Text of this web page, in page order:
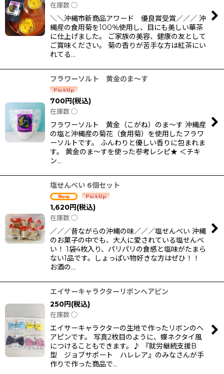
在庫数 ◯
＼＼沖縄市新商品アワード 優良賞受賞／／／ 沖
縄産の食用菊を100％使用し、目にも美しい華茶
に仕上げました。 ご家族の美容、健康の友として
ご賞味ください。 菊の香りが苦手な方は紅茶にい
れてる…
フラワーソルト 黄金のま〜す
700円(税込)
在庫数 ◯
フラワーソルト 黄金（こがね）のま〜す 沖縄産
の塩と沖縄産の菊花（食用菊）を使用したフラワ
ーソルトです。 ふんわりと優しい香りに包まれま
す。 黄金のま〜すを使った参考レシピ★ ＜チキ
ン…
塩せんべい 6個セット
1,620円(税込)
在庫数 ◯
／／／昔ながらの沖縄の味／／／塩せんべい 沖縄
のお菓子の中でも、大人に愛されている塩せんべ
い！ 1袋4枚入り、パリパリの食感と塩味がたまら
ない1品です。しょっぱい物好きな方はぜひ！！
お酒の…
エイサーキャラクターリボンヘアピン
250円(税込)
在庫数 ◯
エイサーキャラクターの生地で作ったリボンのヘ
アピンです。 写真2枚目のように、蝶ネクタイ風
につけることもできます。♪ 『就労継続支援B
型 ジョブサポート ハレレア』のみなさんが手
作りで作った商品で…